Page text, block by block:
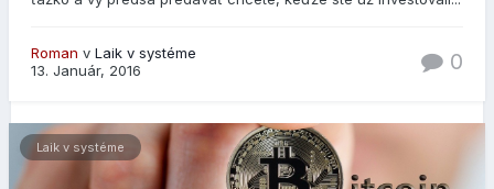
Roman v Laik v systéme
13. Január, 2016
0
Laik v systéme